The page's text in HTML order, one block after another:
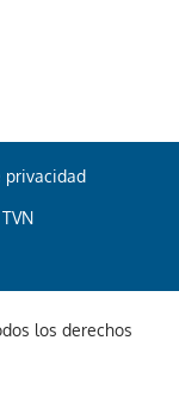
boletín.
ACEPTAR
privacidad
los derechos